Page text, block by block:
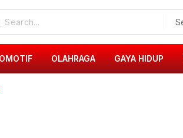
OLAHRAGA GAYA HIDUP